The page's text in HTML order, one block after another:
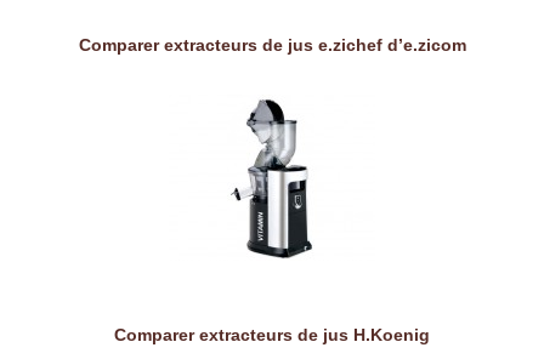
Comparer extracteurs de jus e.zichef d’e.zicom
Comparer extracteurs de jus H.Koenig